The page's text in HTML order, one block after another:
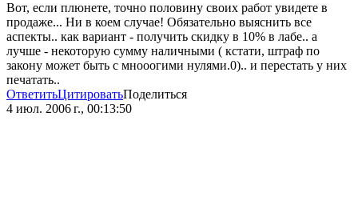
Вот, если плюнете, точно половину своих работ увидете в
продаже... Ни в коем случае! Обязательно выяснить все
аспекты.. как вариант - получить скидку в 10% в лабе.. а
лучше - некоторую сумму наличными ( кстати, штраф по
закону может быть с мнооогими нулями.0).. и перестать у них
печатать..
ОтветитьЦитироватьПоделиться
4 июл. 2006 г., 00:13:50